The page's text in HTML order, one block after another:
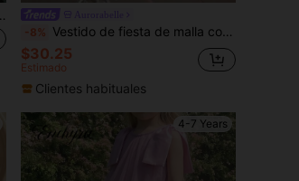
de frutas a cuadros
-8% Vestido de fiesta de malla con volantes rosas para niña, vestido de estilo princesa elegante adecuado para fiestas de cumpleaños de niñas, regalo de Navidad, ocasiones formales, bodas, niña de las flores
$30.25
Estimado
Clientes habituales
4-7 Years